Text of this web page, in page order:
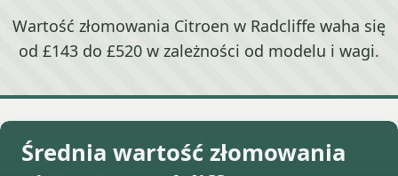
Wartość złomowania Citroen w Radcliffe waha się
od £143 do £520 w zależności od modelu i wagi.
Średnia wartość złomowania